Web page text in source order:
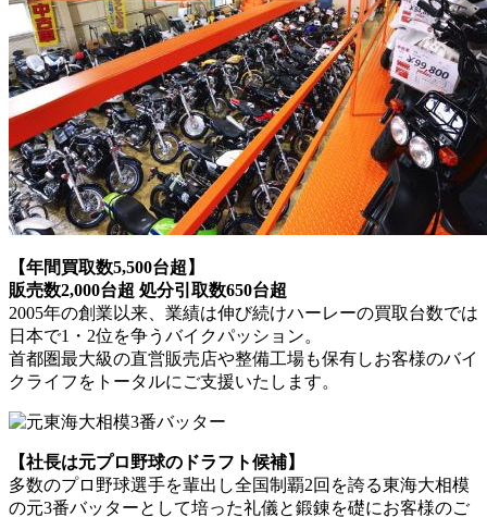
【年間買取数5,500台超】
販売数2,000台超 処分引取数650台超
2005年の創業以来、業績は伸び続けハーレーの買取台数では
日本で1・2位を争うバイクパッション。
首都圏最大級の直営販売店や整備工場も保有しお客様のバイ
クライフをトータルにご支援いたします。
【社長は元プロ野球のドラフト候補】
多数のプロ野球選手を輩出し全国制覇2回を誇る東海大相模
の元3番バッターとして培った礼儀と鍛錬を礎にお客様のご